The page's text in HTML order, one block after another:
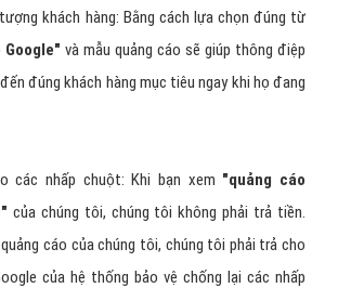
khách hàng: Bằng cách lựa chọn đúng từ
" và mẫu quảng cáo sẽ giúp thông điệp
đúng khách hàng mục tiêu ngay khi họ đang
các nhấp chuột: Khi bạn xem "quảng cáo
" của chúng tôi, chúng tôi không phải trả tiền.
cáo của chúng tôi, chúng tôi phải trả cho
của hệ thống bảo vệ chống lại các nhấp